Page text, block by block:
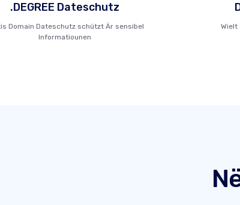
.DEGREE Dateschutz
Domain Dateschutz schützt Är sensibel
Informatiounen
Wielt